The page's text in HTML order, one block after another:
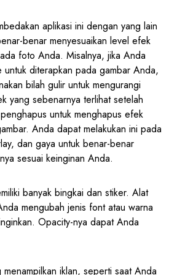
aplikasi ini dengan yang lain
benar menyesuaikan level efek
foto Anda. Misalnya, jika Anda
untuk diterapkan pada gambar Anda,
bilah gulir untuk mengurangi
yang sebenarnya terlihat setelah
untuk menghapus efek
Anda dapat melakukan ini pada
dan gaya untuk benar-benar
sesuai keinginan Anda.
banyak bingkai dan stiker. Alat
mengubah jenis font atau warna
Opacity-nya dapat Anda
iklan, seperti saat Anda